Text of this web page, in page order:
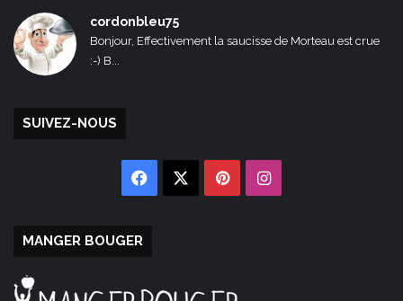
cordonbleu75
Bonjour, Effectivement la saucisse de Morteau est crue
:-) B...
SUIVEZ-NOUS
Facebook PinterestInstagram
MANGER BOUGER